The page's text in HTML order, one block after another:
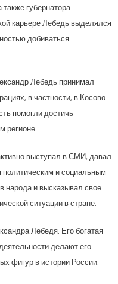
губернатора
карьере Лебедь выделялся
добиваться
Лебедь принимал
в частности, в Косово.
помогли достичь
регионе.
выступал в СМИ, давал
и социальным
народа и высказывал свое
ситуации в стране.
Лебедя. Его богатая
делают его
фигур в истории России.